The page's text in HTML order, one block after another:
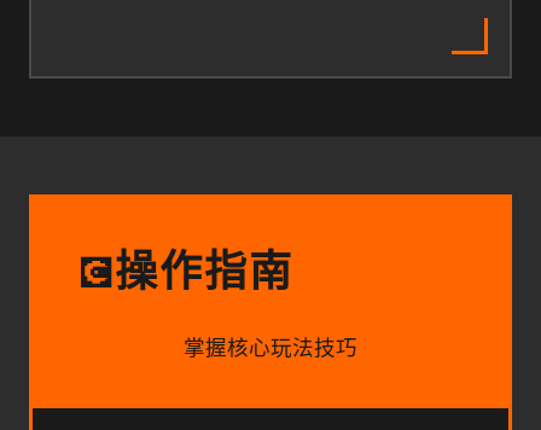
💽操作指南
掌握核心玩法技巧